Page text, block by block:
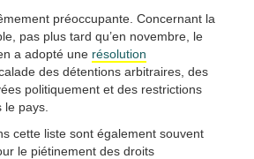
préoccupante. Concernant la
pas plus tard qu’en novembre, le
a adopté une résolution
des détentions arbitraires, des
politiquement et des restrictions
pays.
cette liste sont également souvent
le piétinement des droits